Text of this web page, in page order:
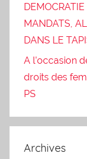
MANDATS,
DANS LE
A l’occasion
droits des
PS
Archives